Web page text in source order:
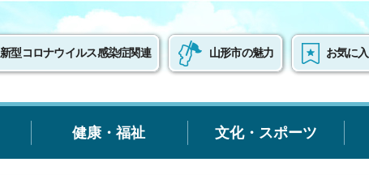
新型コロナウイルス感染症関連 山形市の魅力 お気に
健康・福祉 文化・スポーツ